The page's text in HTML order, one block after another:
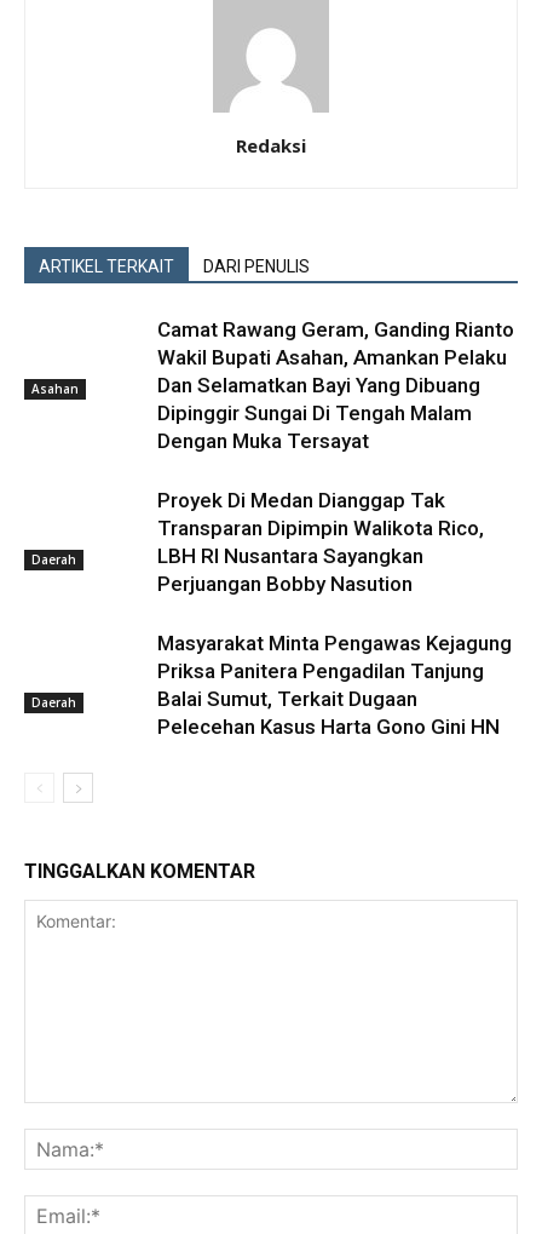
Redaksi
ARTIKEL TERKAIT DARI PENULIS
Asahan
Camat Rawang Geram, Ganding Rianto
Wakil Bupati Asahan, Amankan Pelaku
Dan Selamatkan Bayi Yang Dibuang
Dipinggir Sungai Di Tengah Malam
Dengan Muka Tersayat
Daerah
Proyek Di Medan Dianggap Tak
Transparan Dipimpin Walikota Rico,
LBH RI Nusantara Sayangkan
Perjuangan Bobby Nasution
Daerah
Masyarakat Minta Pengawas Kejagung
Priksa Panitera Pengadilan Tanjung
Balai Sumut, Terkait Dugaan
Pelecehan Kasus Harta Gono Gini HN
TINGGALKAN KOMENTAR